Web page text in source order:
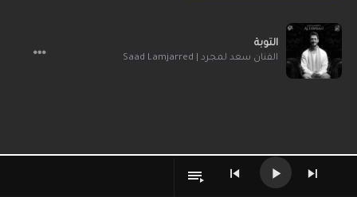
التوبة
الفنان سعد لمجرد | Saad Lamjarred